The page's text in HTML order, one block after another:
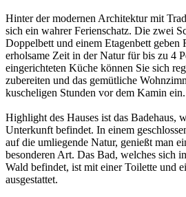
Hinter der modernen Architektur mit
sich ein wahrer Ferienschatz. Die zwei
Doppelbett und einem Etagenbett geben
erholsame Zeit in der Natur für bis zu 4
eingerichteten Küche können Sie sich
zubereiten und das gemütliche
kuscheligen Stunden vor dem Kamin ein.
Highlight des Hauses ist das Badehaus,
Unterkunft befindet. In einem
auf die umliegende Natur, genießt man
besonderen Art. Das Bad, welches sich
Wald befindet, ist mit einer Toilette und
ausgestattet.